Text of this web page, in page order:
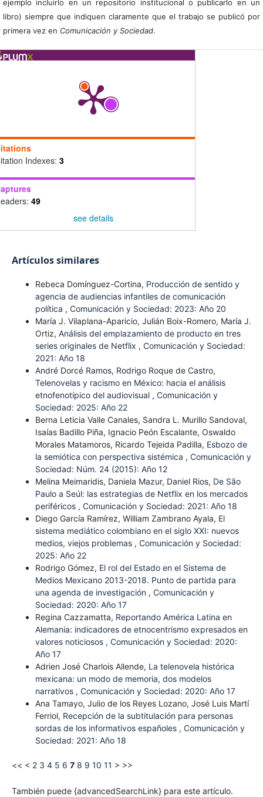
ejemplo incluirlo en un repositorio institucional o publicarlo en un
libro) siempre que indiquen claramente que el trabajo se publicó por
primera vez en Comunicación y Sociedad.
Indexes: 3
49
see details
Artículos similares
Rebeca Domínguez-Cortina, Producción de sentido y
agencia de audiencias infantiles de comunicación
política , Comunicación y Sociedad: 2023: Año 20
María J. Vilaplana-Aparicio, Julián Boix-Romero, María J.
Ortiz, Análisis del emplazamiento de producto en tres
series originales de Netflix , Comunicación y Sociedad:
2021: Año 18
André Dorcé Ramos, Rodrigo Roque de Castro,
Telenovelas y racismo en México: hacia el análisis
etnofenotípico del audiovisual , Comunicación y
Sociedad: 2025: Año 22
Berna Leticia Valle Canales, Sandra L. Murillo Sandoval,
Isaías Badillo Piña, Ignacio Peón Escalante, Oswaldo
Morales Matamoros, Ricardo Tejeida Padilla, Esbozo de
la semiótica con perspectiva sistémica , Comunicación y
Sociedad: Núm. 24 (2015): Año 12
Melina Meimaridis, Daniela Mazur, Daniel Rios, De São
Paulo a Seúl: las estrategias de Netflix en los mercados
periféricos , Comunicación y Sociedad: 2021: Año 18
Diego García Ramírez, William Zambrano Ayala, El
sistema mediático colombiano en el siglo XXI: nuevos
medios, viejos problemas , Comunicación y Sociedad:
2025: Año 22
Rodrigo Gómez, El rol del Estado en el Sistema de
Medios Mexicano 2013-2018. Punto de partida para
una agenda de investigación , Comunicación y
Sociedad: 2020: Año 17
Regina Cazzamatta, Reportando América Latina en
Alemania: indicadores de etnocentrismo expresados en
valores noticiosos , Comunicación y Sociedad: 2020:
Año 17
Adrien José Charlois Allende, La telenovela histórica
mexicana: un modo de memoria, dos modelos
narrativos , Comunicación y Sociedad: 2020: Año 17
Ana Tamayo, Julio de los Reyes Lozano, José Luis Martí
Ferriol, Recepción de la subtitulación para personas
sordas de los informativos españoles , Comunicación y
Sociedad: 2021: Año 18
<< < 2 3 4 5 6 7 8 9 10 11 > >>
También puede {advancedSearchLink} para este artículo.